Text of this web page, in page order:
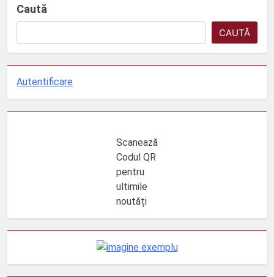
Caută
CAUTĂ
Autentificare
Scanează
Codul QR
pentru
ultimile
noutăți